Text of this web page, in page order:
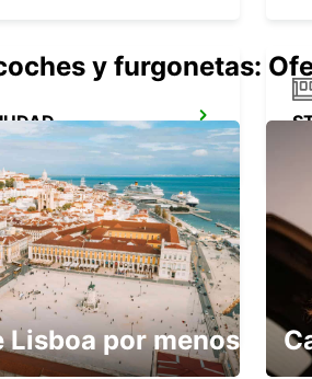
TECK
TECK - GERMANY
y furgonetas:
Lisboa por menos